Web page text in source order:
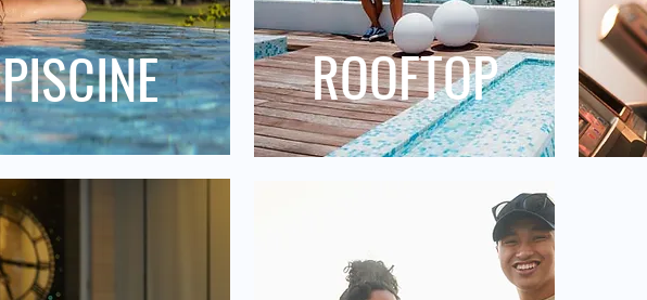
PISCINE ROOFTOP